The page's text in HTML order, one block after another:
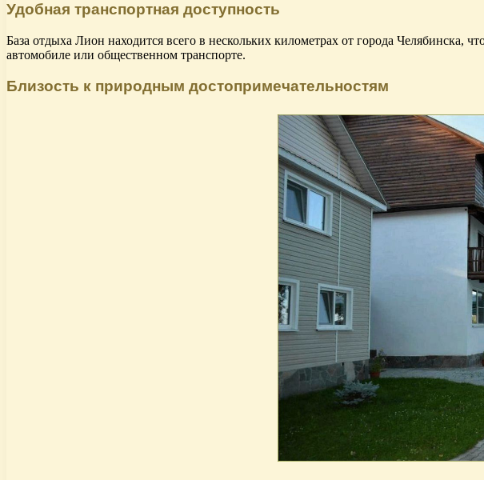
Удобная транспортная доступность
База отдыха Лион находится всего в нескольких километрах от города Челябинска,
автомобиле или общественном транспорте.
Близость к природным достопримечательностям